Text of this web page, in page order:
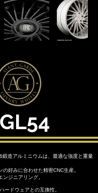
造アルミニウムは、最適な強度と重量
好みに合わせた精密CNC生産。
ジニアリング。
ードウェアとの互換性。